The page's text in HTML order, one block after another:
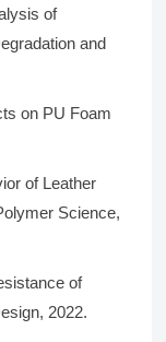
of
and
on PU Foam
of Leather
Science,
of
2022.